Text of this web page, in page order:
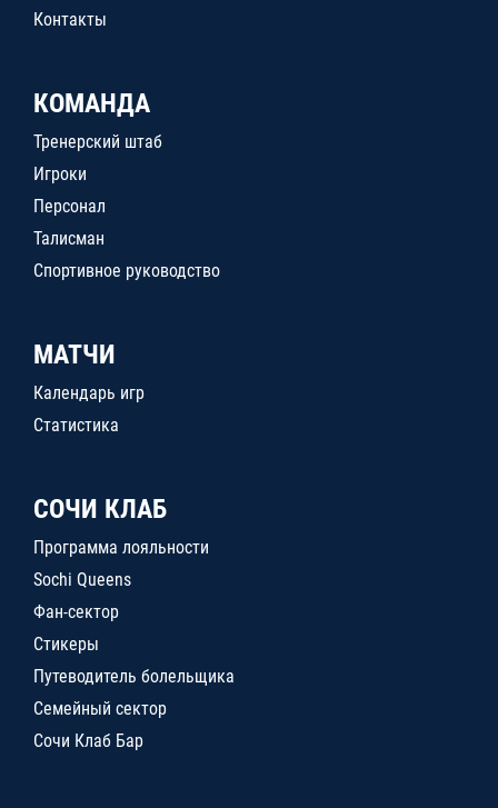
Контакты
КОМАНДА
Тренерский штаб
Игроки
Персонал
Талисман
Спортивное руководство
МАТЧИ
Календарь игр
Статистика
СОЧИ КЛАБ
Программа лояльности
Sochi Queens
Фан-сектор
Стикеры
Путеводитель болельщика
Семейный сектор
Сочи Клаб Бар